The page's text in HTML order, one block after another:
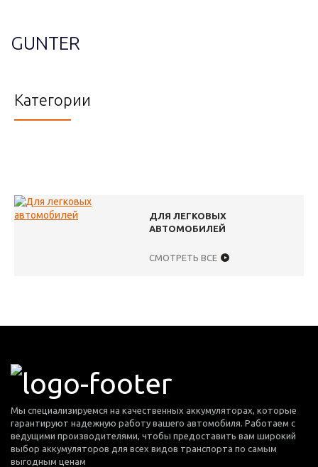
GUNTER
Категории
ДЛЯ ЛЕГКОВЫХ
АВТОМОБИЛЕЙ
СМОТРЕТЬ ВСЕ
Мы специализируемся на качественных аккумуляторах, которые
гарантируют надежную работу вашего автомобиля. Работаем с
ведущими производителями, чтобы предоставить вам широкий
выбор аккумуляторов для всех видов транспорта по самым
выгодным ценам